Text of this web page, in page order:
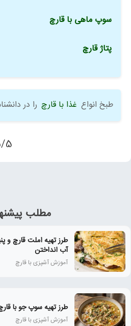
سوپ ماهی با قارچ
پتاژ قارچ
طبخ انواع غذا با قارچ را در
5/5 - (1
مطلب
طرز تهیه املت قارچ و
آب انداختن
آموزش آشپزی با قارچ
طرز تهیه سوپ جو با
آموزش آشپزی با قارچ